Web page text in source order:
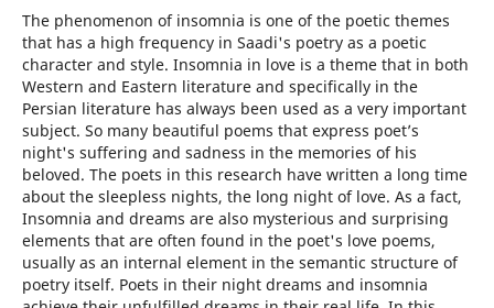
The phenomenon of insomnia is one of the poetic themes
that has a high frequency in Saadi's poetry as a poetic
character and style. Insomnia in love is a theme that in both
Western and Eastern literature and specifically in the
Persian literature has always been used as a very important
subject. So many beautiful poems that express poet’s
night's suffering and sadness in the memories of his
beloved. The poets in this research have written a long time
about the sleepless nights, the long night of love. As a fact,
Insomnia and dreams are also mysterious and surprising
elements that are often found in the poet's love poems,
usually as an internal element in the semantic structure of
poetry itself. Poets in their night dreams and insomnia